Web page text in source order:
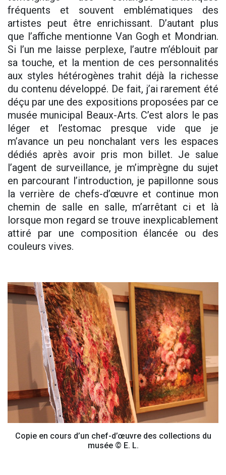
fréquents et souvent emblématiques des
artistes peut être enrichissant. D’autant plus
que l’affiche mentionne Van Gogh et Mondrian.
Si l’un me laisse perplexe, l’autre m’éblouit par
sa touche, et la mention de ces personnalités
aux styles hétérogènes trahit déjà la richesse
du contenu développé. De fait, j’ai rarement été
déçu par une des expositions proposées par ce
musée municipal Beaux-Arts. C’est alors le pas
léger et l’estomac presque vide que je
m’avance un peu nonchalant vers les espaces
dédiés après avoir pris mon billet. Je salue
l’agent de surveillance, je m’imprègne du sujet
en parcourant l’introduction, je papillonne sous
la verrière de chefs-d’œuvre et continue mon
chemin de salle en salle, m’arrêtant ci et là
lorsque mon regard se trouve inexplicablement
attiré par une composition élancée ou des
couleurs vives.
Copie en cours d’un chef-d’œuvre des collections du
musée © E. L.